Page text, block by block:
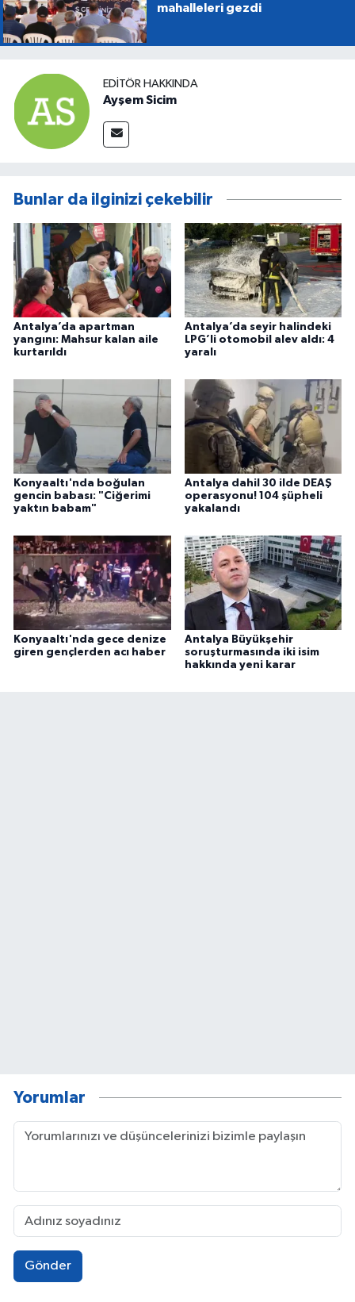
mahalleleri gezdi
EDITÖR HAKKINDA
Ayşem Sicim
Bunlar da ilginizi çekebilir
Antalya’da apartman
yangını: Mahsur kalan aile
kurtarıldı
Antalya’da seyir halindeki
LPG’li otomobil alev aldı: 4
yaralı
Konyaaltı'nda boğulan
gencin babası: "Ciğerimi
yaktın babam"
Antalya dahil 30 ilde DEAŞ
operasyonu! 104 şüpheli
yakalandı
Konyaaltı'nda gece denize
giren gençlerden acı haber
Antalya Büyükşehir
soruşturmasında iki isim
hakkında yeni karar
Yorumlar
Gönder